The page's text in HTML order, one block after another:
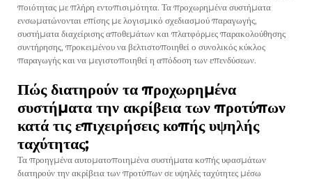
ποιότητας με πλήρη εντοπισιμότητα. Τα προχωρημένα συστήματα
ενσωματώνονται επίσης με λογισμικό σχεδιασμού παραγωγής,
συστήματα διαχείρισης αποθεμάτων και πλατφόρμες παρακολούθησης
συντήρησης, προκειμένου να βελτιστοποιηθεί ο συνολικός κύκλος
παραγωγής και να μεγιστοποιηθεί η απόδοση των επενδύσεων.
Πώς διατηρούν τα προχωρημένα
συστήματα την ακρίβεια των προτύπων
κατά τις επιχειρήσεις κοπής υψηλής
ταχύτητας;
Τα προηγμένα αυτοματοποιημένα συστήματα κοπής υφασμάτων
διατηρούν την ακρίβεια των προτύπων σε υψηλές ταχύτητες μέσω